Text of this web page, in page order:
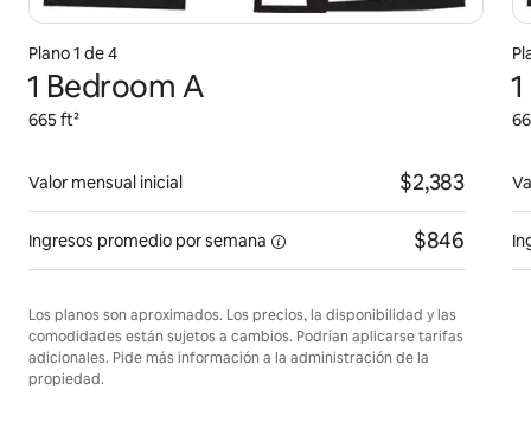
Plano 1 de 4
1 Bedroom A
665 ft²
Valor mensual inicial $2,383
Ingresos promedio por semana $846
Los planos son aproximados. Los precios, la disponibilidad y las
comodidades están sujetos a cambios. Podrían aplicarse tarifas
adicionales. Pide más información a la administración de la
propiedad.